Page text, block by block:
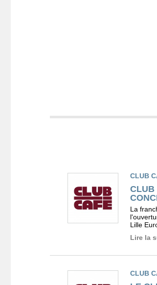
CLUB
CLUB
La
Lille
Lire la
CLUB